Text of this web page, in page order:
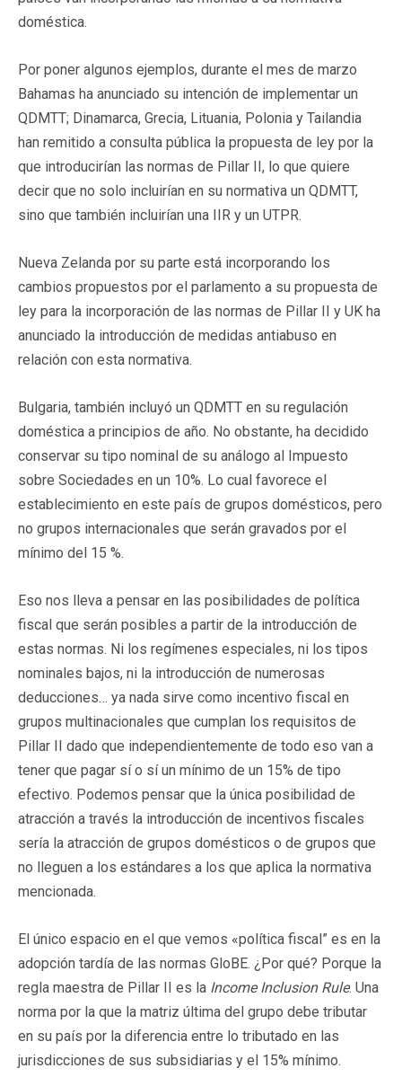
doméstica.
Por poner algunos ejemplos, durante el mes de marzo
Bahamas ha anunciado su intención de implementar un
QDMTT; Dinamarca, Grecia, Lituania, Polonia y Tailandia
han remitido a consulta pública la propuesta de ley por la
que introducirían las normas de Pillar II, lo que quiere
decir que no solo incluirían en su normativa un QDMTT,
sino que también incluirían una IIR y un UTPR.
Nueva Zelanda por su parte está incorporando los
cambios propuestos por el parlamento a su propuesta de
ley para la incorporación de las normas de Pillar II y UK ha
anunciado la introducción de medidas antiabuso en
relación con esta normativa.
Bulgaria, también incluyó un QDMTT en su regulación
doméstica a principios de año. No obstante, ha decidido
conservar su tipo nominal de su análogo al Impuesto
sobre Sociedades en un 10%. Lo cual favorece el
establecimiento en este país de grupos domésticos, pero
no grupos internacionales que serán gravados por el
mínimo del 15 %.
Eso nos lleva a pensar en las posibilidades de política
fiscal que serán posibles a partir de la introducción de
estas normas. Ni los regímenes especiales, ni los tipos
nominales bajos, ni la introducción de numerosas
deducciones… ya nada sirve como incentivo fiscal en
grupos multinacionales que cumplan los requisitos de
Pillar II dado que independientemente de todo eso van a
tener que pagar sí o sí un mínimo de un 15% de tipo
efectivo. Podemos pensar que la única posibilidad de
atracción a través la introducción de incentivos fiscales
sería la atracción de grupos domésticos o de grupos que
no lleguen a los estándares a los que aplica la normativa
mencionada.
El único espacio en el que vemos «política fiscal” es en la
adopción tardía de las normas GloBE. ¿Por qué? Porque la
regla maestra de Pillar II es la Income Inclusion Rule. Una
norma por la que la matriz última del grupo debe tributar
en su país por la diferencia entre lo tributado en las
jurisdicciones de sus subsidiarias y el 15% mínimo.